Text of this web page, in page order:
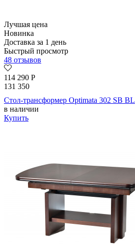
Лучшая цена
Новинка
Доставка за 1 день
Быстрый просмотр
48 отзывов
114 290 Р
131 350
Стол-трансформер Optimata 302 SB BL
в наличии
Купить